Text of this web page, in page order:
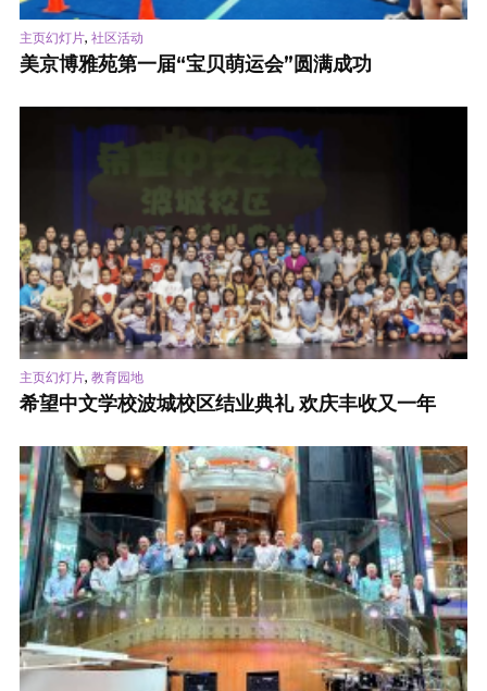
主页幻灯片, 社区活动
美京博雅苑第一届“宝贝萌运会”圆满成功
主页幻灯片, 教育园地
希望中文学校波城校区结业典礼 欢庆丰收又一年